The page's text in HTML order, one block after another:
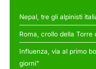
Nepal, tre gli alpinisti
Roma, crollo della Torre
Influenza, via al primo
giorni"